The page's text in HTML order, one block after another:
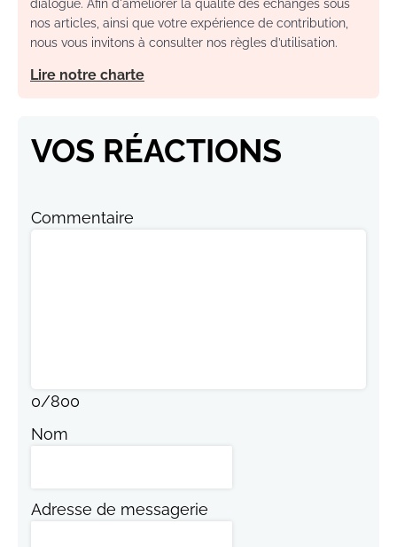
dialogue. Afin d'améliorer la qualité des échanges sous
nos articles, ainsi que votre expérience de contribution,
nous vous invitons à consulter nos règles d’utilisation.
Lire notre charte
VOS RÉACTIONS
Commentaire
0/800
Nom
Adresse de messagerie